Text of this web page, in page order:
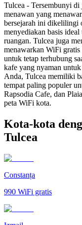
Tulcea - Tersembunyi di
menawan yang
bersejarah ini dikelilingi
menyediakan basis
ruangan. Tulcea juga
menawarkan WiFi gratis
untuk tetap terhubung
kafe yang nyaman
Anda, Tulcea memiliki
tempat paling populer
Rapsodia Cafe, dan
peta WiFi kota.
Kota-kota
Tulcea
Constanța
990 WiFi gratis